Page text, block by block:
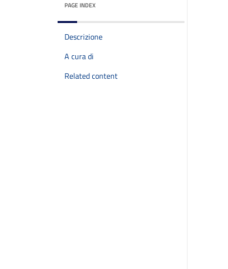
PAGE INDEX
Descrizione
A cura di
Related content